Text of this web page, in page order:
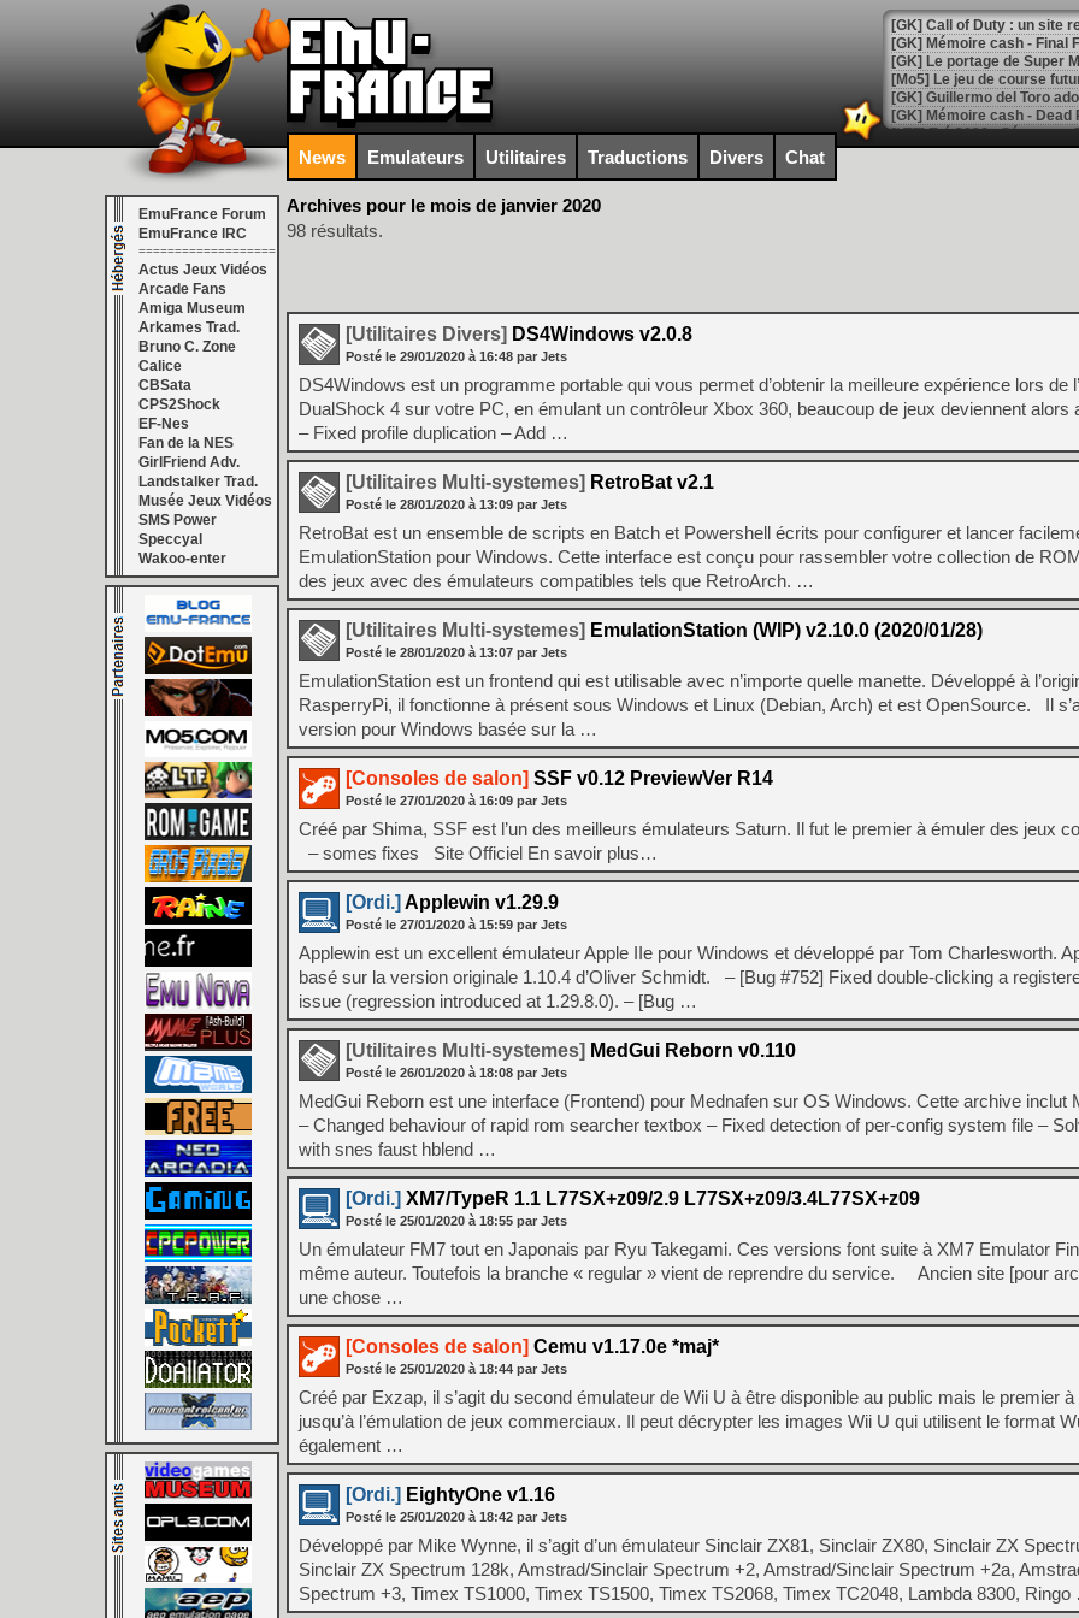
[GK] Le portage de Super
[Mo5] Le jeu de course
[GK] Guillermo del Toro
[LTF] Eté 2026 - Séquence
[GK] Mistfall Hunter :
[GK] Wo Long 2 évolue
[GK] Crossfire : un TPS à
[LS] [PS5] Premiers
[Mo5] DOOM arrive en
[GK] Bethesda fête les 30
[GK] Roblox : l'action en
[GK] Agenda - GeForce
[LS] [PS5] ps5-y2jb-
[GK] Pourquoi Marvel
[GK] Test : Restory : Chill
[GK] GTA 6 : Rockstar
[GK] Hot Wheels Infinite
[GK] Mémoire cash -
[GK] Résultats Nintendo :
[GK] Déjà des
[Mo5] Brickboy cherche à
[GK] Minecraft et ses «
[GK] Beast of
[GK] Ubisoft : fin de partie
[GK] Mémoire cash -
[GK] Dan Houser (GTA)
[GK] Comment EA Sports
[GK] Crimson Moon : un
[GK] Isle of Reveries : le
News Emulateurs Utilitaires Traductions Divers Chat
EmuFrance Forum
EmuFrance IRC
===================
Actus Jeux Vidéos
Arcade Fans
Amiga Museum
Arkames Trad.
Bruno C. Zone
Calice
CBSata
CPS2Shock
EF-Nes
Fan de la NES
GirlFriend Adv.
Landstalker Trad.
Musée Jeux Vidéos
SMS Power
Speccyal
Wakoo-enter
Archives pour le mois de janvier 2020
98 résultats.
[Utilitaires Divers] DS4Windows v2.0.8
Posté le 29/01/2020 à 16:48 par Jets
DS4Windows est un programme portable qui vous permet d’obtenir la meilleure expérience lors de
DualShock 4 sur votre PC, en émulant un contrôleur Xbox 360, beaucoup de jeux deviennent alors
– Fixed profile duplication – Add …
[Utilitaires Multi-systemes] RetroBat v2.1
Posté le 28/01/2020 à 13:09 par Jets
RetroBat est un ensemble de scripts en Batch et Powershell écrits pour configurer et lancer
EmulationStation pour Windows. Cette interface est conçu pour rassembler votre collection de
des jeux avec des émulateurs compatibles tels que RetroArch. …
[Utilitaires Multi-systemes] EmulationStation (WIP) v2.10.0 (2020/01/28)
Posté le 28/01/2020 à 13:07 par Jets
EmulationStation est un frontend qui est utilisable avec n’importe quelle manette. Développé à
RasperryPi, il fonctionne à présent sous Windows et Linux (Debian, Arch) et est OpenSource. Il
version pour Windows basée sur la …
[Consoles de salon] SSF v0.12 PreviewVer R14
Posté le 27/01/2020 à 16:09 par Jets
Créé par Shima, SSF est l’un des meilleurs émulateurs Saturn. Il fut le premier à émuler des jeux
– somes fixes Site Officiel En savoir plus…
[Ordi.] Applewin v1.29.9
Posté le 27/01/2020 à 15:59 par Jets
Applewin est un excellent émulateur Apple IIe pour Windows et développé par Tom Charlesworth.
basé sur la version originale 1.10.4 d’Oliver Schmidt. – [Bug #752] Fixed double-clicking a
issue (regression introduced at 1.29.8.0). – [Bug …
[Utilitaires Multi-systemes] MedGui Reborn v0.110
Posté le 26/01/2020 à 18:08 par Jets
MedGui Reborn est une interface (Frontend) pour Mednafen sur OS Windows. Cette archive
– Changed behaviour of rapid rom searcher textbox – Fixed detection of per-config system file –
with snes faust hblend …
[Ordi.] XM7/TypeR 1.1 L77SX+z09/2.9 L77SX+z09/3.4L77SX+z09
Posté le 25/01/2020 à 18:55 par Jets
Un émulateur FM7 tout en Japonais par Ryu Takegami. Ces versions font suite à XM7 Emulator
même auteur. Toutefois la branche « regular » vient de reprendre du service. Ancien site [pour
une chose …
[Consoles de salon] Cemu v1.17.0e *maj*
Posté le 25/01/2020 à 18:44 par Jets
Créé par Exzap, il s’agit du second émulateur de Wii U à être disponible au public mais le premier
jusqu’à l’émulation de jeux commerciaux. Il peut décrypter les images Wii U qui utilisent le format
également …
[Ordi.] EightyOne v1.16
Posté le 25/01/2020 à 18:42 par Jets
Développé par Mike Wynne, il s’agit d’un émulateur Sinclair ZX81, Sinclair ZX80, Sinclair ZX
Sinclair ZX Spectrum 128k, Amstrad/Sinclair Spectrum +2, Amstrad/Sinclair Spectrum +2a,
Spectrum +3, Timex TS1000, Timex TS1500, Timex TS2068, Timex TC2048, Lambda 8300,